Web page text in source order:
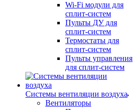
Wi-Fi модули для
сплит-систем
Пульты ДУ для
сплит-систем
Термостаты для
сплит-систем
Пульты управления
для сплит-систем
Системы вентиляции воздуха
Вентиляторы